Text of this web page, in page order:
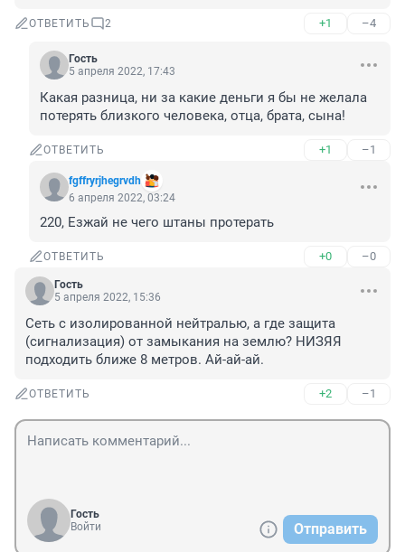
ОТВЕТИТЬ 2 +1 –4
Гость
5 апреля 2022, 17:43
Какая разница, ни за какие деньги я бы не желала
потерять близкого человека, отца, брата, сына!
ОТВЕТИТЬ +1 –1
fgffryrjhegrvdh
6 апреля 2022, 03:24
220, Езжай не чего штаны протерать
ОТВЕТИТЬ +0 –0
Гость
5 апреля 2022, 15:36
Сеть с изолированной нейтралью, а где защита
(сигнализация) от замыкания на землю? НИЗЯЯ
подходить ближе 8 метров. Ай-ай-ай.
ОТВЕТИТЬ +2 –1
Гость
Войти
Отправить